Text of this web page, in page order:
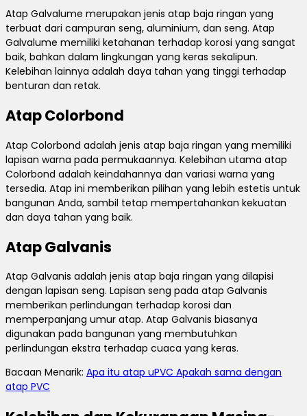
Atap Galvalume merupakan jenis atap baja ringan yang
terbuat dari campuran seng, aluminium, dan seng. Atap
Galvalume memiliki ketahanan terhadap korosi yang sangat
baik, bahkan dalam lingkungan yang keras sekalipun.
Kelebihan lainnya adalah daya tahan yang tinggi terhadap
benturan dan retak.
Atap Colorbond
Atap Colorbond adalah jenis atap baja ringan yang memiliki
lapisan warna pada permukaannya. Kelebihan utama atap
Colorbond adalah keindahannya dan variasi warna yang
tersedia. Atap ini memberikan pilihan yang lebih estetis untuk
bangunan Anda, sambil tetap mempertahankan kekuatan
dan daya tahan yang baik.
Atap Galvanis
Atap Galvanis adalah jenis atap baja ringan yang dilapisi
dengan lapisan seng. Lapisan seng pada atap Galvanis
memberikan perlindungan terhadap korosi dan
memperpanjang umur atap. Atap Galvanis biasanya
digunakan pada bangunan yang membutuhkan
perlindungan ekstra terhadap cuaca yang keras.
Bacaan Menarik: Apa itu atap uPVC Apakah sama dengan
atap PVC